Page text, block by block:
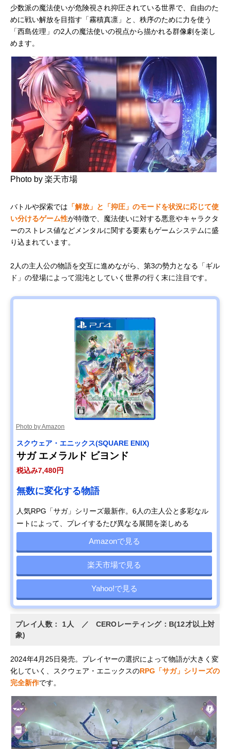
少数派の魔法使いが危険視され抑圧されている世界で、自由のた
めに戦い解放を目指す「霧積真凛」と、秩序のために力を使う
「西島佐理」の2人の魔法使いの視点から描かれる群像劇を楽し
めます。
Photo by 楽天市場
バトルや探索では 「解放」と「抑圧」のモードを状況に応じて使
い分けるゲーム性が特徴で、魔法使いに対する悪意やキャラクタ
ーのストレス値などメンタルに関する要素もゲームシステムに盛
り込まれています。
2人の主人公の物語を交互に進めながら、第3の勢力となる「ギル
ド」の登場によって混沌としていく世界の行く末に注目です。
Photo by Amazon
スクウェア・エニックス(SQUARE ENIX)
サガ エメラルド ビヨンド
税込み7,480円
無数に変化する物語
人気RPG「サガ」シリーズ最新作。6人の主人公と多彩なル
ートによって、プレイするたび異なる展開を楽しめる
Amazonで見る
楽天市場で見る
Yahoo!で見る
プレイ人数： 1人 ／ CEROレーティング：B(12才以上対
象)
2024年4月25日発売。プレイヤーの選択によって物語が大きく変
化していく、スクウェア・エニックスのRPG「サガ」シリーズの
完全新作です。